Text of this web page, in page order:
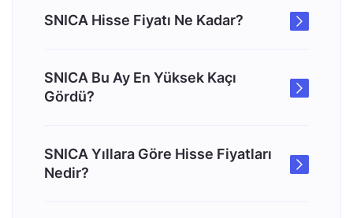
SNICA Hisse Fiyatı Ne Kadar?
SNICA Bu Ay En Yüksek Kaçı
Gördü?
SNICA Yıllara Göre Hisse Fiyatları
Nedir?